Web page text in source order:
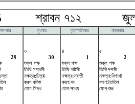
শ্রাবন ৭১২
বুধবার বৃহস্পতিবার শুক্রবার
29
৩
30
শুক্ল পক্ষ
তিথি:সপ্তমী
নক্ষত্র:চিত্রা
করণ:বণিজ
যোগ:সিদ্ধ
৪
1
শুক্ল পক্ষ
তিথি:অষ্টমী
নক্ষত্র:স্বাতী
করণ:বব
যোগ:সাধ্য
৫
2
শুক্ল পক্ষ
তিথি:দশমী
নক্ষত্র:বিশাখা
করণ:তৈতিল
যোগ:শুভ